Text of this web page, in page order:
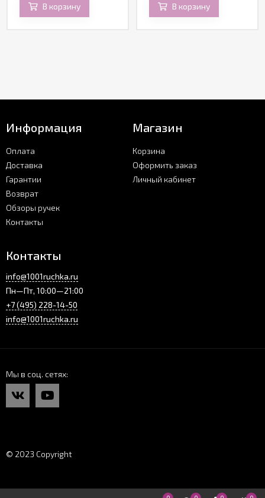
В корзину В корзину
Информация
Оплата
Доставка
Гарантии
Возврат
Обзоры ручек
Контакты
Магазин
Корзина
Оформить заказ
Личный кабинет
Контакты
info@1001ruchka.ru
Пн—Пт, 10:00—21:00
+7 (495) 228-14-50
info@1001ruchka.ru
Мы в соц. сетях
© 2023 Copyright